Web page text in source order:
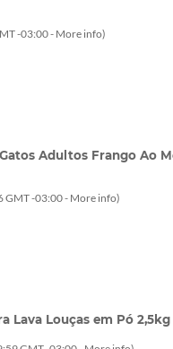
-03:00 -More info)
Adultos Frango Ao
GMT -03:00 - More info)
Lava Louças em Pó 2,5kg